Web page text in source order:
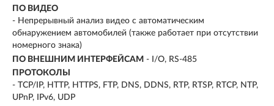
ПО ВИДЕО
- Непрерывный анализ видео с автоматическим
обнаружением автомобилей (также работает при отсутствии
номерного знака)
ПО ВНЕШНИМ ИНТЕРФЕЙСАМ - I/O, RS-485
ПРОТОКОЛЫ
- TCP/IP, HTTP, HTTPS, FTP, DNS, DDNS, RTP, RTSP, RTCP, NTP,
UPnP, IPv6, UDP